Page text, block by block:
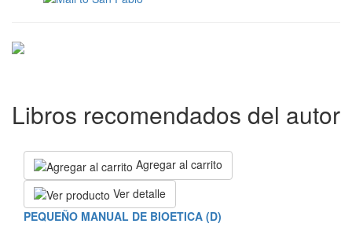
Libros recomendados del autor
Agregar al carrito
Ver detalle
PEQUEÑO MANUAL DE BIOETICA (D)